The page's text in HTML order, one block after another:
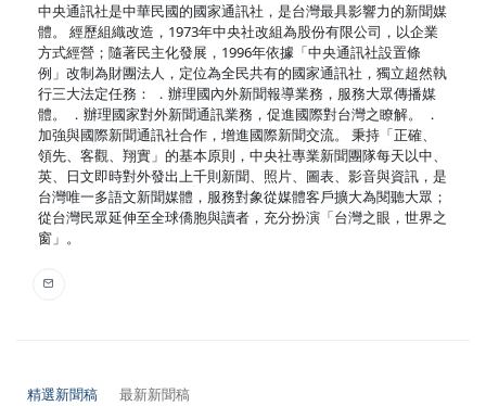
中央通訊社是中華民國的國家通訊社，是台灣最具影響力的新聞媒
體。 經歷組織改造，1973年中央社改組為股份有限公司，以企業
方式經營；隨著民主化發展，1996年依據「中央通訊社設置條
例」改制為財團法人，定位為全民共有的國家通訊社，獨立超然執
行三大法定任務： ．辦理國內外新聞報導業務，服務大眾傳播媒
體。 ．辦理國家對外新聞通訊業務，促進國際對台灣之瞭解。 ．
加強與國際新聞通訊社合作，增進國際新聞交流。 秉持「正確、
領先、客觀、翔實」的基本原則，中央社專業新聞團隊每天以中、
英、日文即時對外發出上千則新聞、照片、圖表、影音與資訊，是
台灣唯一多語文新聞媒體，服務對象從媒體客戶擴大為閱聽大眾；
從台灣民眾延伸至全球僑胞與讀者，充分扮演「台灣之眼，世界之
窗」。
精選新聞稿 最新新聞稿